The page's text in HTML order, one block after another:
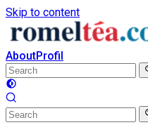
Skip to content
AboutProfil